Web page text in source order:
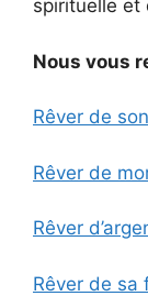
spirituelle et
Nous vous
Rêver de
Rêver de
Rêver
Rêver de sa